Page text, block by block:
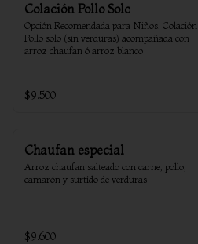
Colación Pollo Solo
Opción Recomendada para Niños. Colación
Pollo solo (sin verduras) acompañada con
arroz chaufan ó arroz blanco
$9.500
Chaufan especial
Arroz chaufan salteado con carne, pollo,
camarón y surtido de verduras
$9.600